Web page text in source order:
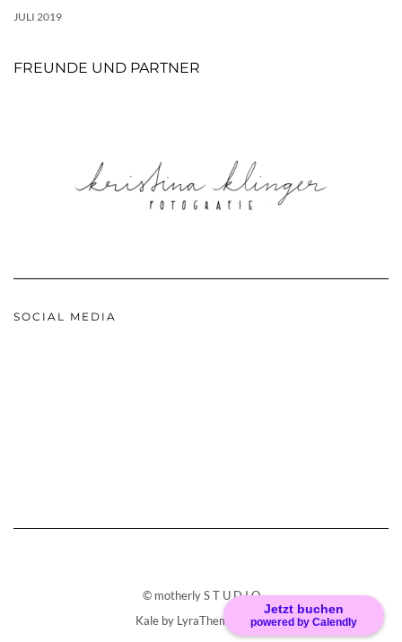
Jetzt buchen
powered by Calendly
JULI 2019
FREUNDE UND PARTNER
SOCIAL MEDIA
© motherly S T U D I O
Kaleby LyraThemes.com.